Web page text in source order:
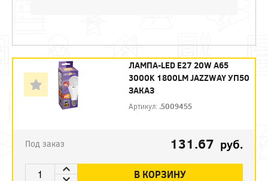
ЛАМПА-LED E27 20W A65
3000K 1800LM JAZZWAY УП50
ЗАКАЗ
Артикул: .5009455
Под заказ 131.67 руб.
В КОРЗИНУ